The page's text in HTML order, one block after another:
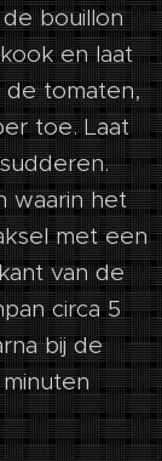
bouillon
en laat
de tomaten,
toe. Laat
waarin het
met een
van de
circa 5
bij de